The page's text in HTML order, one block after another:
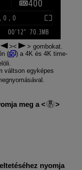
gombokat.
(
) a 4K és 4K time-
váltson egyképes
meg a
nyomja